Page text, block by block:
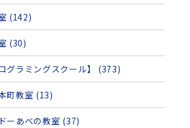
(142)
(30)
グラミングスクール】 (373)
町教室 (13)
ーあべの教室 (37)